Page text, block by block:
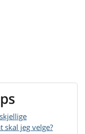
skal jeg velge?